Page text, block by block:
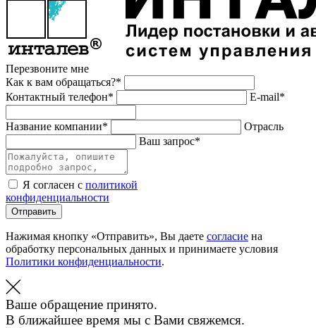
Перезвоните мне
Как к вам обращаться?*
Контактный телефон*
E-mail*
Название компании*
Отрасль
Ваш запрос*
Я согласен с политикой
конфиденциальности
Отправить
Нажимая кнопку «Отправить», Вы даете согласие на
обработку персональных данных и принимаете условия
Политики конфиденциальности.
Ваше обращение принято.
В ближайшее время мы с Вами свяжемся.